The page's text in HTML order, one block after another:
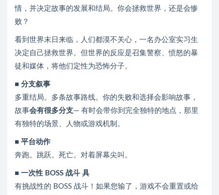
情，并决定故事的发展和结局。你会拯救世界，还是会惨
败？
看到世界末日来临，人们都漠不关心，一名办公室实习生
决定自己拯救世界。但世界的反应是召集警察、愤怒的暴
徒和媒体，将他们定性为恐怖分子。
■ 分支叙事
多重结局。多条故事路线。你的失败和选择会影响故事，
故事会有很多分支— 有时会带你到完全独特的地点，那里
有独特的场景、人物或游戏机制。
■ 平台动作
奔跑。跳跃。死亡。对着屏幕尖叫。
■ 一次性 BOSS 战斗 具
有挑战性的 BOSS 战斗！如果您输了，游戏不会重置或给